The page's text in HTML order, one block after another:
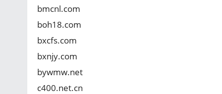
bmcnl.com
boh18.com
bxcfs.com
bxnjy.com
bywmw.net
c400.net.cn